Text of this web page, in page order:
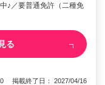
♪／要普通免許（二種免
る
掲載終了日： 2027/04/16